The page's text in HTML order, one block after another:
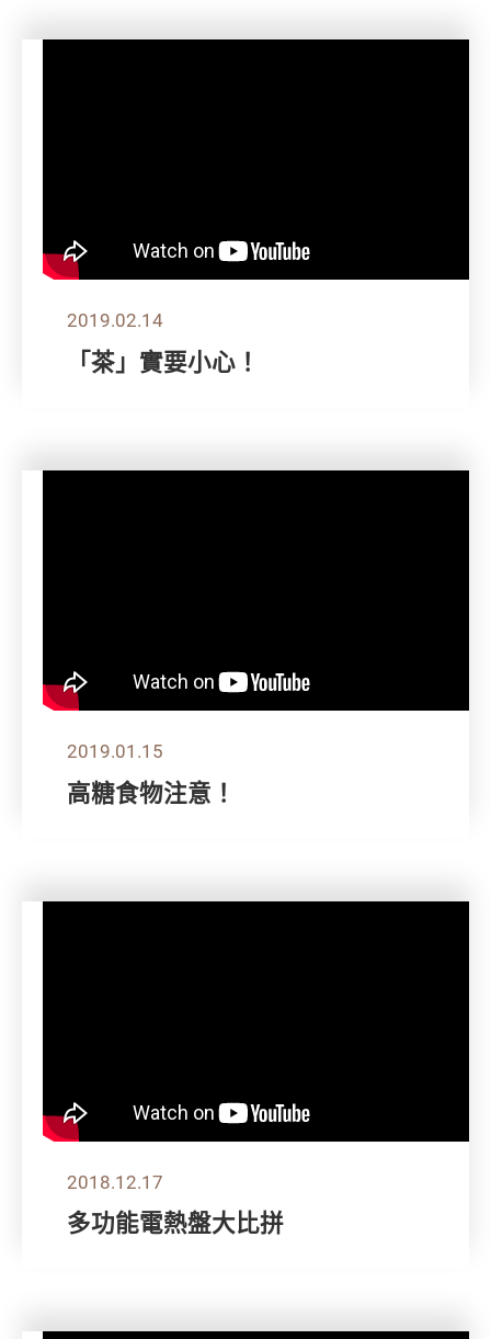
2019.02.14
「茶」實要小心！
2019.01.15
高糖食物注意！
2018.12.17
多功能電熱盤大比拼